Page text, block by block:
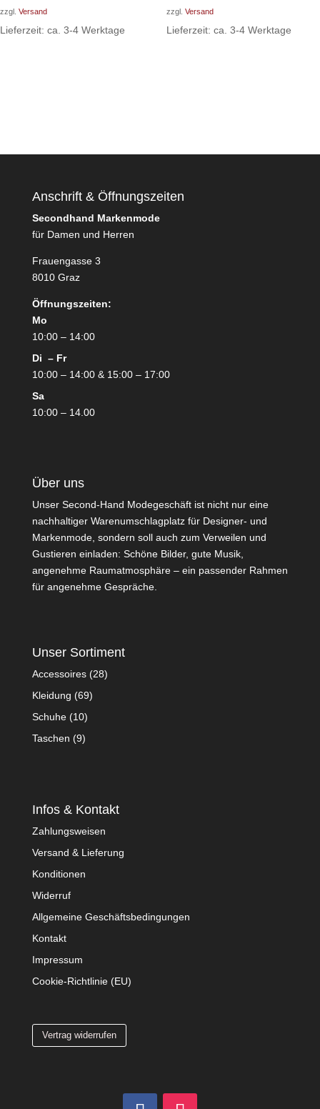
440,00 €
zzgl. Versand
Lieferzeit: ca. 3-4 Werktage
330,00 €
zzgl. Versand
Lieferzeit: ca. 3-4 Werktage
Anschrift & Öffnungszeiten
Secondhand Markenmode
für Damen und Herren
Frauengasse 3
8010 Graz
Öffnungszeiten:
Mo
10:00 – 14:00
Di – Fr
10:00 – 14:00 & 15:00 – 17:00
Sa
10:00 – 14.00
Über uns
Unser Second-Hand Modegeschäft ist nicht nur eine
nachhaltiger Warenumschlagplatz für Designer- und
Markenmode, sondern soll auch zum Verweilen und
Gustieren einladen: Schöne Bilder, gute Musik,
angenehme Raumatmosphäre – ein passender Rahmen
für angenehme Gespräche.
Unser Sortiment
Accessoires (28)
Kleidung (69)
Schuhe (10)
Taschen (9)
Infos & Kontakt
Zahlungsweisen
Versand & Lieferung
Konditionen
Widerruf
Allgemeine Geschäftsbedingungen
Kontakt
Impressum
Cookie-Richtlinie (EU)
Vertrag widerrufen